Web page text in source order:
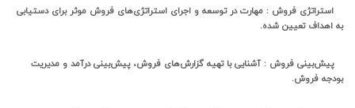
استراتژی فروش : مهارت در توسعه و اجرای استراتژی‌های فروش موثر برای دستیابی
به اهداف تعیین شده.
پیش‌بینی فروش : آشنایی با تهیه گزارش‌های فروش، پیش‌بینی درآمد و مدیریت
بودجه فروش.